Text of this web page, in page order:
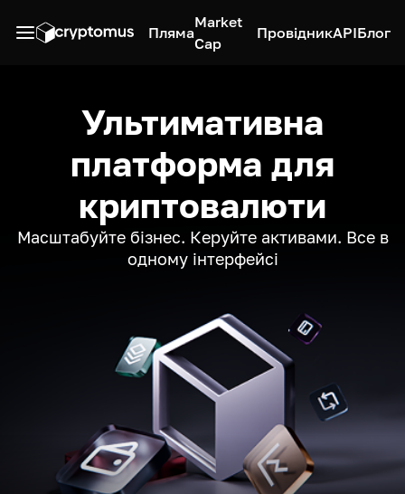
Пляма
Market
Cap
ПровідникAPIБлог
Ультимативна
платформа для
криптовалюти
Масштабуйте бізнес. Керуйте активами. Все в
одному інтерфейсі